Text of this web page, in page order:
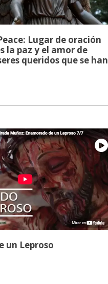
Lugar de oración
la paz y el amor de
queridos que se han
un Leproso